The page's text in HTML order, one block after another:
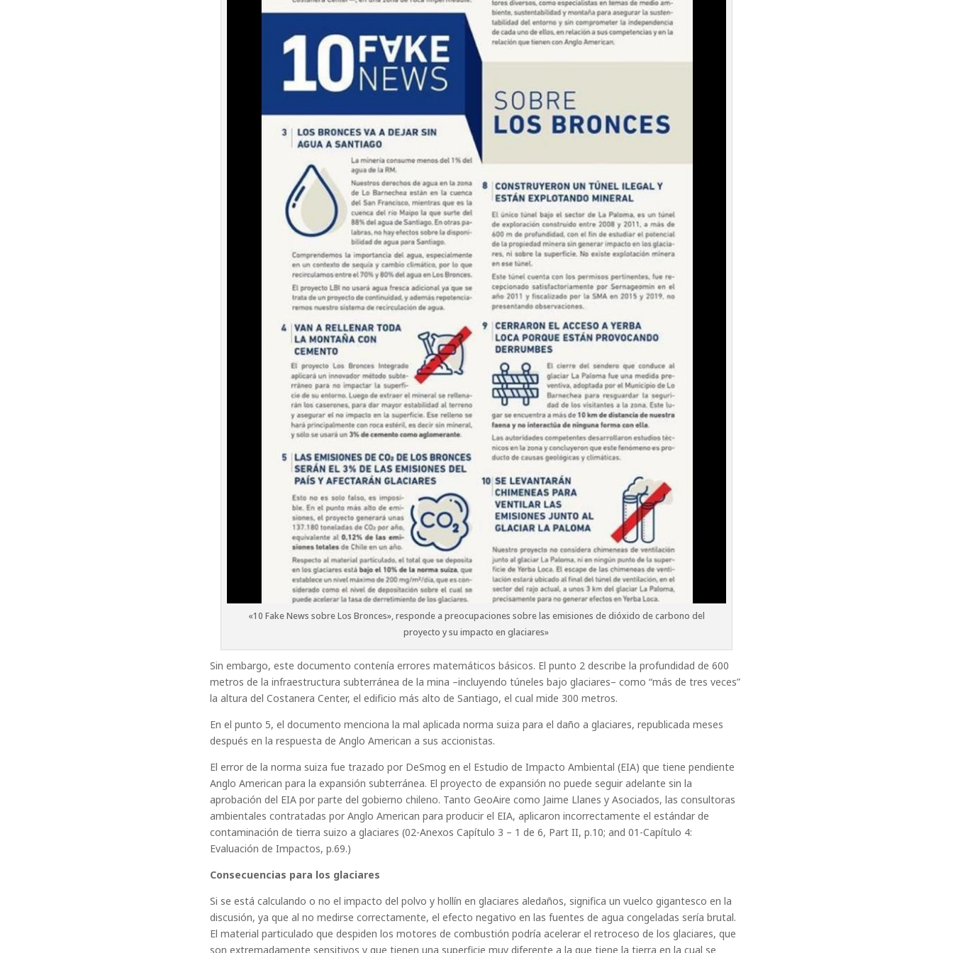
«10 Fake News sobre Los Bronces», responde a preocupaciones sobre las emisiones de dióxido de carbono del
proyecto y su impacto en glaciares»
Sin embargo, este documento contenía errores matemáticos básicos. El punto 2 describe la profundidad de 600
metros de la infraestructura subterránea de la mina –incluyendo túneles bajo glaciares– como “más de tres veces”
la altura del Costanera Center, el edificio más alto de Santiago, el cual mide 300 metros.
En el punto 5, el documento menciona la mal aplicada norma suiza para el daño a glaciares, republicada meses
después en la respuesta de Anglo American a sus accionistas.
El error de la norma suiza fue trazado por DeSmog en el Estudio de Impacto Ambiental (EIA) que tiene pendiente
Anglo American para la expansión subterránea. El proyecto de expansión no puede seguir adelante sin la
aprobación del EIA por parte del gobierno chileno. Tanto GeoAire como Jaime Llanes y Asociados, las consultoras
ambientales contratadas por Anglo American para producir el EIA, aplicaron incorrectamente el estándar de
contaminación de tierra suizo a glaciares (02-Anexos Capítulo 3 – 1 de 6, Part II, p.10; and 01-Capítulo 4:
Evaluación de Impactos, p.69.)
Consecuencias para los glaciares
Si se está calculando o no el impacto del polvo y hollín en glaciares aledaños, significa un vuelco gigantesco en la
discusión, ya que al no medirse correctamente, el efecto negativo en las fuentes de agua congeladas sería brutal.
El material particulado que despiden los motores de combustión podría acelerar el retroceso de los glaciares, que
son extremadamente sensitivos y que tienen una superficie muy diferente a la que tiene la tierra en la cual se